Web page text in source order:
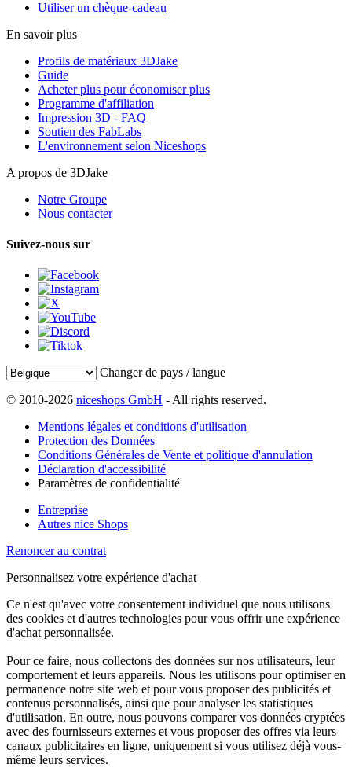
Utiliser un chèque-cadeau
En savoir plus
Profils de matériaux 3DJake
Guide
Acheter plus pour économiser plus
Programme d'affiliation
Impression 3D - FAQ
Soutien des FabLabs
L'environnement selon Niceshops
A propos de 3DJake
Notre Groupe
Nous contacter
Suivez-nous sur
Changer de pays / langue
© 2010-2026 niceshops GmbH - All rights reserved.
Mentions légales et conditions d'utilisation
Protection des Données
Conditions Générales de Vente et politique d'annulation
Déclaration d'accessibilité
Paramètres de confidentialité
Entreprise
Autres nice Shops
Renoncer au contrat
Personnalisez votre expérience d'achat
Ce n'est qu'avec votre consentement individuel que nous utilisons
des cookies et d'autres technologies pour vous offrir une expérience
d'achat personnalisée.
Pour ce faire, nous collectons des données sur nos utilisateurs, leur
comportement et leurs appareils. Nous les utilisons pour optimiser en
permanence notre site web et pour vous proposer des publicités et
contenus personnalisés, ainsi que pour analyser les statistiques
d'utilisation. En outre, nous pouvons comparer vos données cryptées
avec des fournisseurs externes et vous proposer des offres via leurs
canaux publicitaires en ligne, uniquement si vous utilisez déjà vous-
même leurs services.